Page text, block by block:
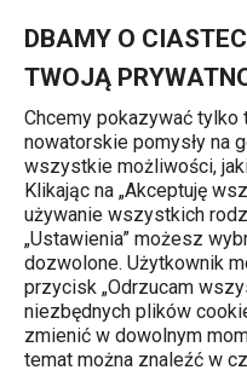
DBAMY O
TWOJĄ
Chcemy pokazywać tylko
nowatorskie pomysły na
wszystkie możliwości,
Klikając na „Akceptuję
używanie wszystkich
„Ustawienia” możesz
dozwolone. Użytkownik
przycisk „Odrzucam
niezbędnych plików
zmienić w dowolnym
temat można znaleźć w
Strona główna
Świeczka na
zero, różowy